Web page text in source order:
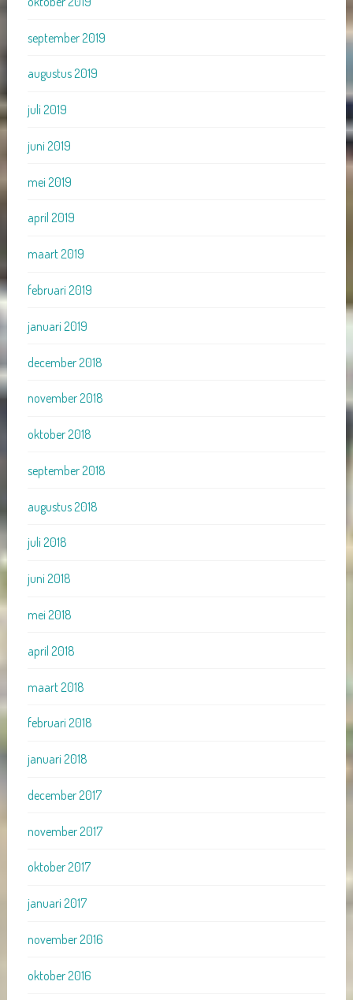
september 2019
augustus 2019
juli 2019
juni 2019
mei 2019
april 2019
maart 2019
februari 2019
januari 2019
december 2018
november 2018
oktober 2018
september 2018
augustus 2018
juli 2018
juni 2018
mei 2018
april 2018
maart 2018
februari 2018
januari 2018
december 2017
november 2017
oktober 2017
januari 2017
november 2016
oktober 2016